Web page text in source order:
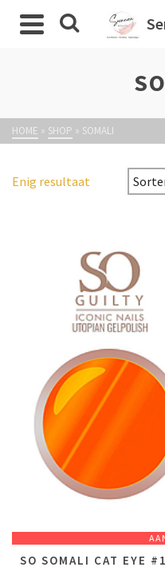
HOME » SHOP » SOMALI
Enig resultaat
SO SOMALI CAT EYE